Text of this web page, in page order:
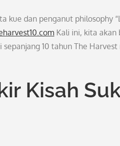
dan penganut philosophy
Kali ini, kita
10 tahun The
Kisah